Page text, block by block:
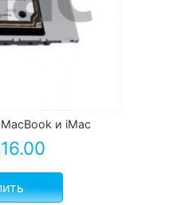
и iMac
16.00